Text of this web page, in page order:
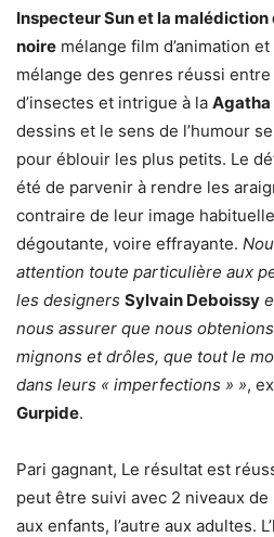
Inspecteur Sun et la malédiction
noire mélange film d’animation
mélange des genres réussi
d’insectes et intrigue à la Agatha
dessins et le sens de l’humour
pour éblouir les plus petits. Le
été de parvenir à rendre les
contraire de leur image
dégoutante, voire effrayante.
attention toute particulière aux
les designers Sylvain Deboissy
nous assurer que nous
mignons et drôles, que tout le
dans leurs « imperfections » »,
Gurpide.
Pari gagnant, Le résultat est
peut être suivi avec 2 niveaux
aux enfants, l’autre aux adultes.